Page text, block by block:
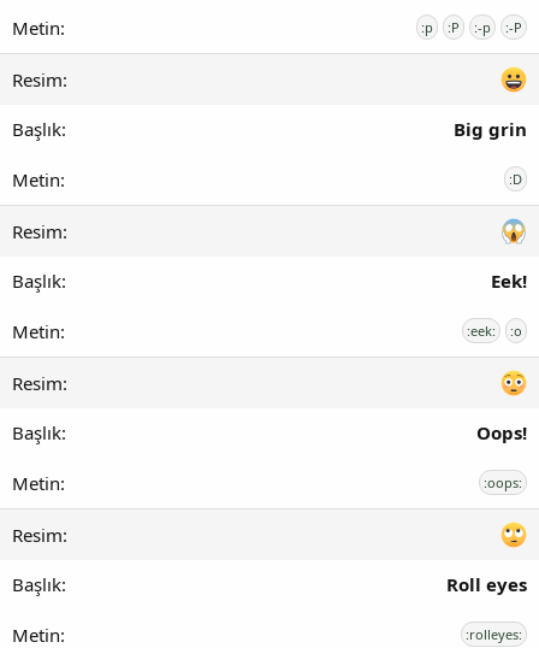
:p :P :-p :-P
Big grin
:D
Eek!
:eek: :o
Oops!
:oops:
Roll eyes
:rolleyes: